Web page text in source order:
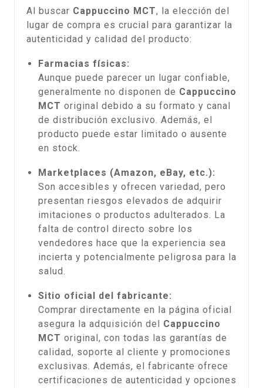
Al buscar Cappuccino MCT, la elección del
lugar de compra es crucial para garantizar la
autenticidad y calidad del producto:
Farmacias físicas:
Aunque puede parecer un lugar confiable,
generalmente no disponen de Cappuccino
MCT original debido a su formato y canal
de distribución exclusivo. Además, el
producto puede estar limitado o ausente
en stock.
Marketplaces (Amazon, eBay, etc.):
Son accesibles y ofrecen variedad, pero
presentan riesgos elevados de adquirir
imitaciones o productos adulterados. La
falta de control directo sobre los
vendedores hace que la experiencia sea
incierta y potencialmente peligrosa para la
salud.
Sitio oficial del fabricante:
Comprar directamente en la página oficial
asegura la adquisición del Cappuccino
MCT original, con todas las garantías de
calidad, soporte al cliente y promociones
exclusivas. Además, el fabricante ofrece
certificaciones de autenticidad y opciones